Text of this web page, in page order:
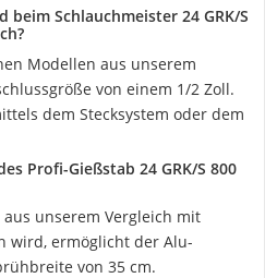
beim Schlauchmeister 24 GRK/S
Modellen aus unserem
von einem 1/2 Zoll.
dem Stecksystem oder dem
Profi-Gießstab 24 GRK/S 800
unserem Vergleich mit
wird, ermöglicht der Alu-
von 35 cm.